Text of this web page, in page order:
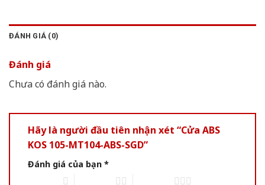
ĐÁNH GIÁ (0)
Đánh giá
Chưa có đánh giá nào.
Hãy là người đầu tiên nhận xét “Cửa ABS
KOS 105-MT104-ABS-SGD”
Đánh giá của bạn *